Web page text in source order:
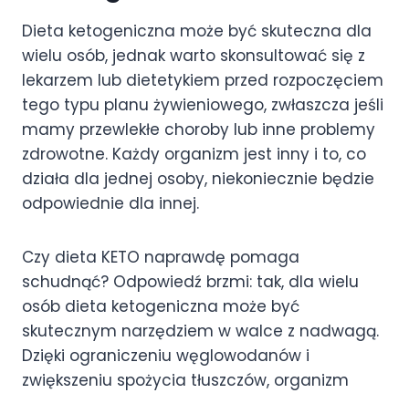
Dieta ketogeniczna może być skuteczna dla
wielu osób, jednak warto skonsultować się z
lekarzem lub dietetykiem przed rozpoczęciem
tego typu planu żywieniowego, zwłaszcza jeśli
mamy przewlekłe choroby lub inne problemy
zdrowotne. Każdy organizm jest inny i to, co
działa dla jednej osoby, niekoniecznie będzie
odpowiednie dla innej.
Czy dieta KETO naprawdę pomaga
schudnąć? Odpowiedź brzmi: tak, dla wielu
osób dieta ketogeniczna może być
skutecznym narzędziem w walce z nadwagą.
Dzięki ograniczeniu węglowodanów i
zwiększeniu spożycia tłuszczów, organizm